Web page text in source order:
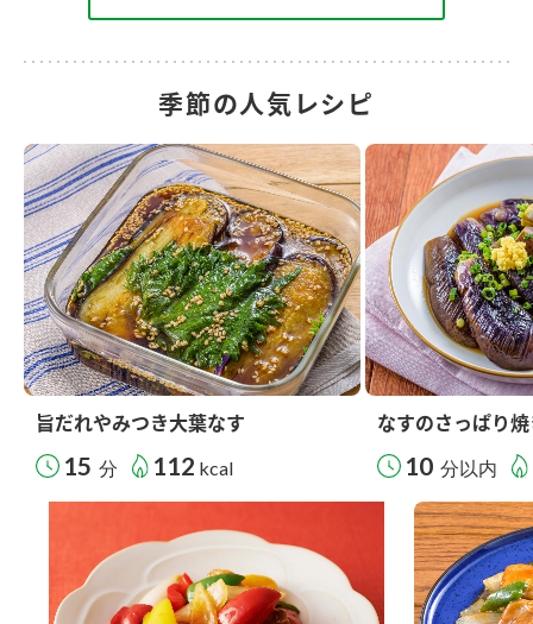
季節の人気レシピ
旨だれやみつき大葉なす
15 分 112 kcal
なすのさっぱり
10 分以内